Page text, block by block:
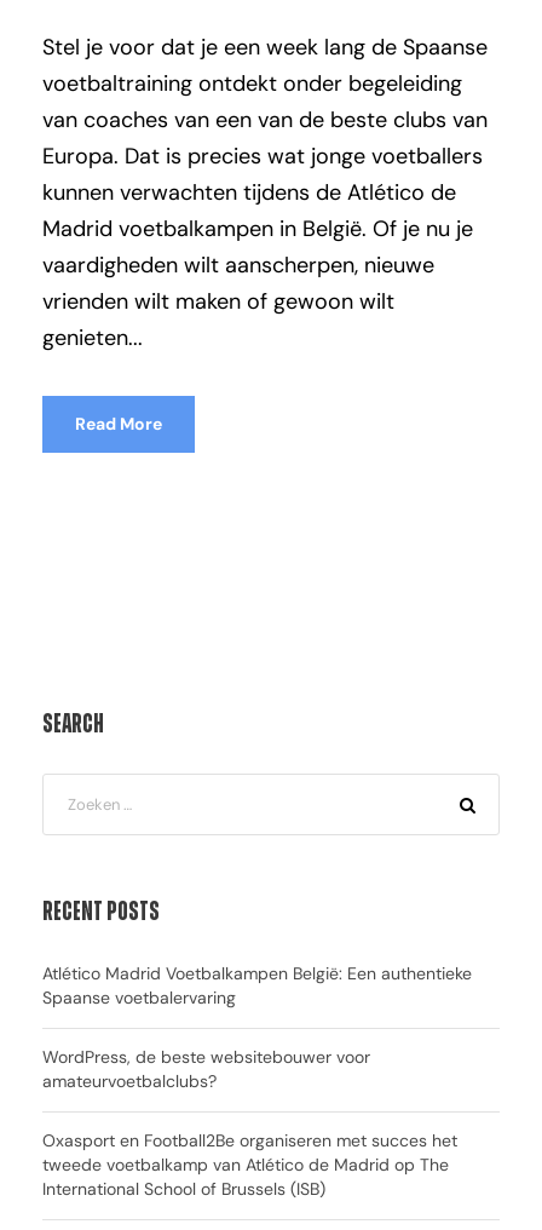
Stel je voor dat je een week lang de Spaanse
voetbaltraining ontdekt onder begeleiding
van coaches van een van de beste clubs van
Europa. Dat is precies wat jonge voetballers
kunnen verwachten tijdens de Atlético de
Madrid voetbalkampen in België. Of je nu je
vaardigheden wilt aanscherpen, nieuwe
vrienden wilt maken of gewoon wilt
genieten...
Read More
Search
Recent Posts
Atlético Madrid Voetbalkampen België: Een authentieke
Spaanse voetbalervaring
WordPress, de beste websitebouwer voor
amateurvoetbalclubs?
Oxasport en Football2Be organiseren met succes het
tweede voetbalkamp van Atlético de Madrid op The
International School of Brussels (ISB)